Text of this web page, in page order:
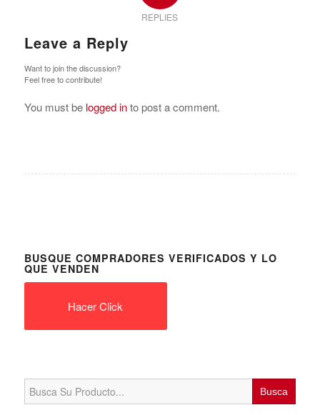
REPLIES
Leave a Reply
Want to join the discussion?
Feel free to contribute!
You must be logged into post a comment.
BUSQUE COMPRADORES VERIFICADOS Y LO
QUE VENDEN
Hacer Click
Search
for: